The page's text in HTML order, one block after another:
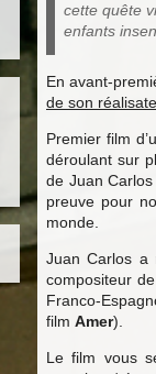
cette quête
enfants
En avant-
de son
Premier film
déroulant sur
de Juan
preuve pour
monde.
Juan Carlos a
compositeur
Franco-
film Amer).
Le film vous